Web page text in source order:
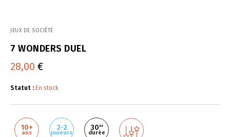
JEUX DE SOCIÉTÉ
7 WONDERS DUEL
28,00 €
Statut : En stock
10+
ans
2-2
joueurs
30''
durée